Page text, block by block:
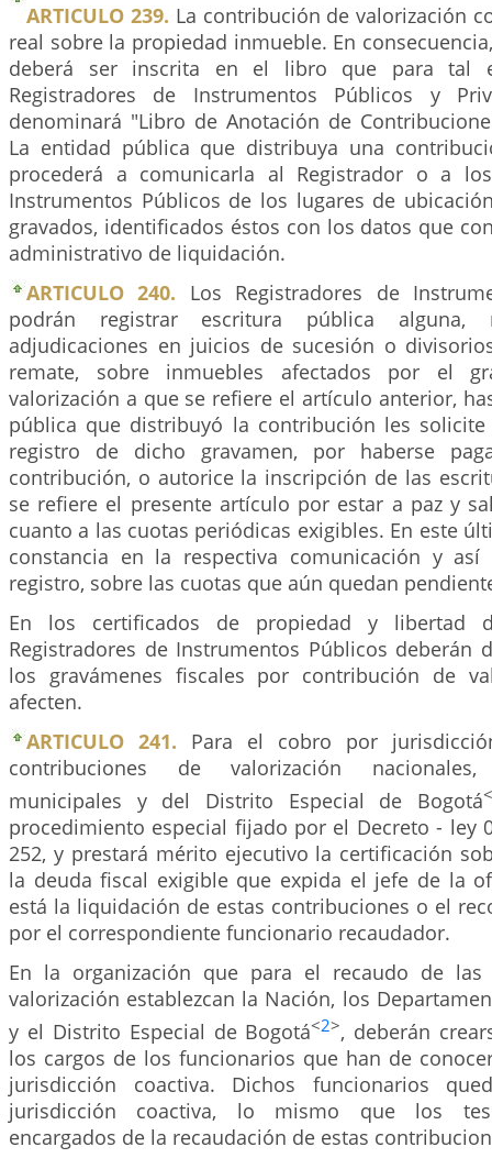
ARTICULO 239. La contribución de valorización
real sobre la propiedad inmueble. En
deberá ser inscrita en el libro que para tal
Registradores de Instrumentos Públicos y
denominará "Libro de Anotación de
La entidad pública que distribuya una
procederá a comunicarla al Registrador o a
Instrumentos Públicos de los lugares de
gravados, identificados éstos con los datos que
administrativo de liquidación.
ARTICULO 240. Los Registradores de
podrán registrar escritura pública
adjudicaciones en juicios de sucesión o
remate, sobre inmuebles afectados por el
valorización a que se refiere el artículo anterior,
pública que distribuyó la contribución les
registro de dicho gravamen, por haberse
contribución, o autorice la inscripción de las
se refiere el presente artículo por estar a paz y
cuanto a las cuotas periódicas exigibles. En este
constancia en la respectiva comunicación y
registro, sobre las cuotas que aún quedan
En los certificados de propiedad y libertad
Registradores de Instrumentos Públicos deberán
los gravámenes fiscales por contribución de
afecten.
ARTICULO 241. Para el cobro por
contribuciones de valorización nacionales,
municipales y del Distrito Especial de Bogotá<
procedimiento especial fijado por el Decreto - ley
252, y prestará mérito ejecutivo la certificación
la deuda fiscal exigible que expida el jefe de la
está la liquidación de estas contribuciones o el
por el correspondiente funcionario recaudador.
En la organización que para el recaudo de las
valorización establezcan la Nación, los
y el Distrito Especial de Bogotá<2>, deberán
los cargos de los funcionarios que han de
jurisdicción coactiva. Dichos funcionarios
jurisdicción coactiva, lo mismo que los
encargados de la recaudación de estas